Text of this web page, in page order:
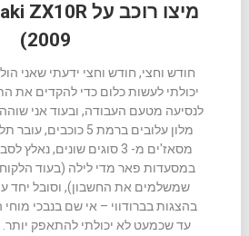
2009)
חודש וחצי, חודש וחצי ידעתי שאני
יכולתי לעשות כלום כדי להקדים את
לנסיעה מטעם העבודה, ובעוד אני
מלון עלובים ברמת 5
מסאז'ים מ- 3 סוגים שונים,
במסעדות פאר מדי לילה (בעוד
שמשלמים את החשבון), וסובל יחד
בהצגות בברודווי – אי שם בנבכי
עד שכמעט לא יכולתי להתאפק
navigation